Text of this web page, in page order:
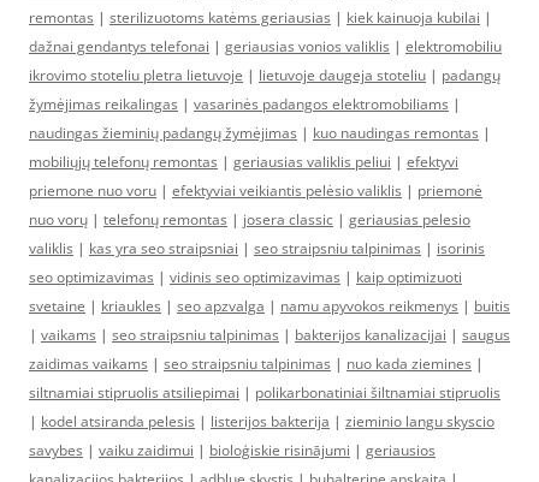
remontas | sterilizuotoms katėms geriausias | kiek kainuoja kubilai |
dažnai gendantys telefonai | geriausias vonios valiklis | elektromobiliu
ikrovimo stoteliu pletra lietuvoje | lietuvoje daugeja stoteliu | padangų
žymėjimas reikalingas | vasarinės padangos elektromobiliams |
naudingas žieminių padangų žymėjimas | kuo naudingas remontas |
mobiliųjų telefonų remontas | geriausias valiklis peliui | efektyvi
priemone nuo voru | efektyviai veikiantis pelėsio valiklis | priemonė
nuo vorų | telefonų remontas | josera classic | geriausias pelesio
valiklis | kas yra seo straipsniai | seo straipsniu talpinimas | isorinis
seo optimizavimas | vidinis seo optimizavimas | kaip optimizuoti
svetaine | kriaukles | seo apzvalga | namu apyvokos reikmenys | buitis
| vaikams | seo straipsniu talpinimas | bakterijos kanalizacijai | saugus
zaidimas vaikams | seo straipsniu talpinimas | nuo kada ziemines |
siltnamiai stipruolis atsiliepimai | polikarbonatiniai šiltnamiai stipruolis
| kodel atsiranda pelesis | listerijos bakterija | zieminio langu skyscio
savybes | vaiku zaidimui | bioloģiskie risinājumi | geriausios